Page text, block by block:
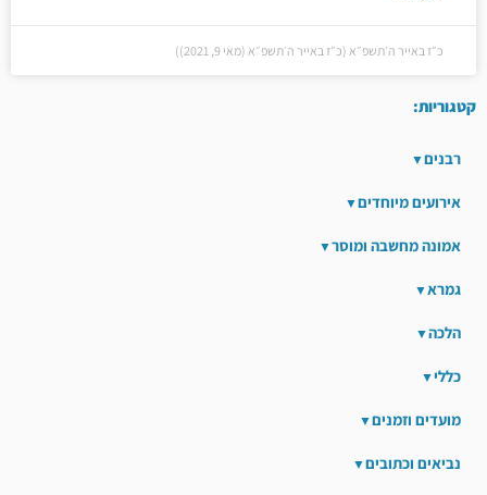
כ״ז באייר ה׳תשפ״א (כ״ז באייר ה׳תשפ״א (מאי 9, 2021))
קטגוריות:
רבנים
אירועים מיוחדים
אמונה מחשבה ומוסר
גמרא
הלכה
כללי
מועדים וזמנים
נביאים וכתובים